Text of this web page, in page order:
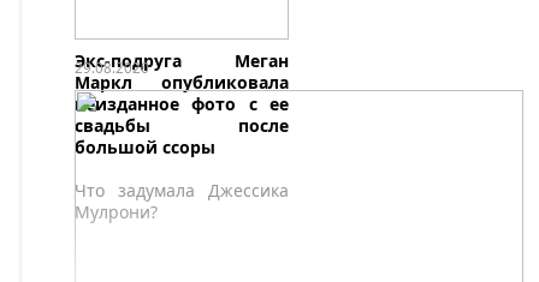
Экс-подруга Меган
Маркл опубликовала
неизданное фото с ее
свадьбы после
большой ссоры
Что задумала Джессика
Мулрони?
29.08.2020